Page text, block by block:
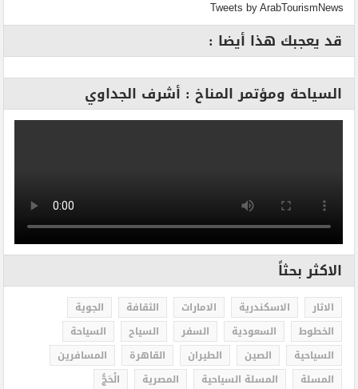
Tweets by ArabTourismNews
قد يعجبك هذا أيضا :
السياحة ومؤتمر المناخ : أشرف الجداوي
الاكثر بحثاً
الاثار الاسكندرية الامارات الثقافة
الجوية
الخطوط
السعودية السفر السياح
السياحة
السياحية
الصين الطيران القاهرة
المسافرين
المسلة
المسلة السياحية المصرية
الْحَجُّ